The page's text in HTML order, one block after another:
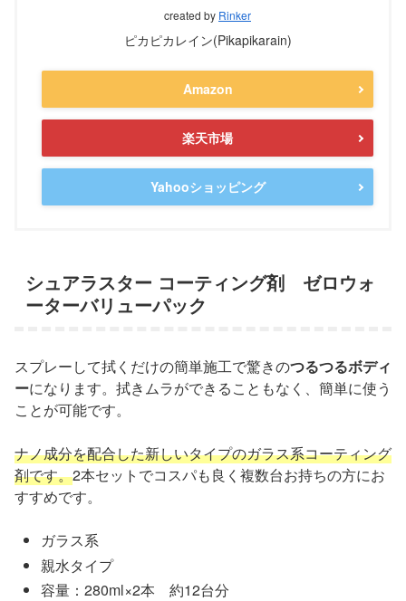
created by Rinker
ピカピカレイン(Pikapikarain)
Amazon
楽天市場
Yahooショッピング
シュアラスター コーティング剤 ゼロウォ
ーターバリューパック
スプレーして拭くだけの簡単施工で驚きのつるつるボディ
ーになります。拭きムラができることもなく、簡単に使う
ことが可能です。
ナノ成分を配合した新しいタイプのガラス系コーティング
剤です。2本セットでコスパも良く複数台お持ちの方にお
すすめです。
ガラス系
親水タイプ
容量：280ml×2本 約12台分